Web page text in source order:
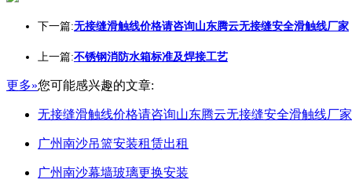
下一篇:无接缝滑触线价格请咨询山东腾云无接缝安全滑触线厂家
上一篇:不锈钢消防水箱标准及焊接工艺
更多»您可能感兴趣的文章:
无接缝滑触线价格请咨询山东腾云无接缝安全滑触线厂家
广州南沙吊篮安装租赁出租
广州南沙幕墙玻璃更换安装